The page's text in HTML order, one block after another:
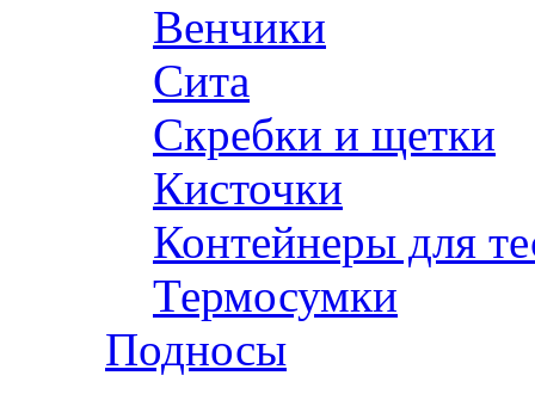
Венчики
Сита
Скребки и щетки
Кисточки
Контейнеры для
Термосумки
Подносы